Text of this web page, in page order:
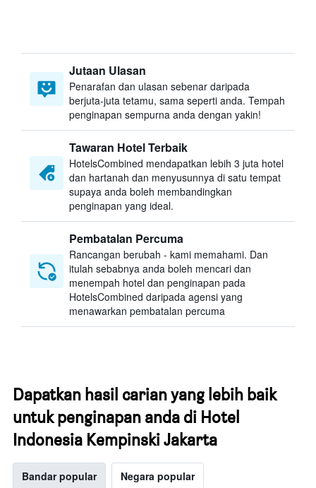
Jutaan Ulasan
Penarafan dan ulasan sebenar daripada
berjuta-juta tetamu, sama seperti anda. Tempah
penginapan sempurna anda dengan yakin!
Tawaran Hotel Terbaik
HotelsCombined mendapatkan lebih 3 juta hotel
dan hartanah dan menyusunnya di satu tempat
supaya anda boleh membandingkan
penginapan yang ideal.
Pembatalan Percuma
Rancangan berubah - kami memahami. Dan
itulah sebabnya anda boleh mencari dan
menempah hotel dan penginapan pada
HotelsCombined daripada agensi yang
menawarkan pembatalan percuma
Dapatkan hasil carian yang lebih baik
untuk penginapan anda di Hotel
Indonesia Kempinski Jakarta
Bandar popular Negara popular